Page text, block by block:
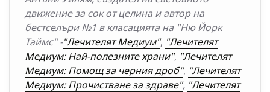
движение за сок от целина и автор на
бестселъри №1 в класацията на "Ню Йорк
Таймс" -"Лечителят Медиум", "Лечителят
Медиум: Най-полезните храни", "Лечителят
Медиум: Помощ за черния дроб", "Лечителят
Медиум: Прочистване за здраве", "Лечителят